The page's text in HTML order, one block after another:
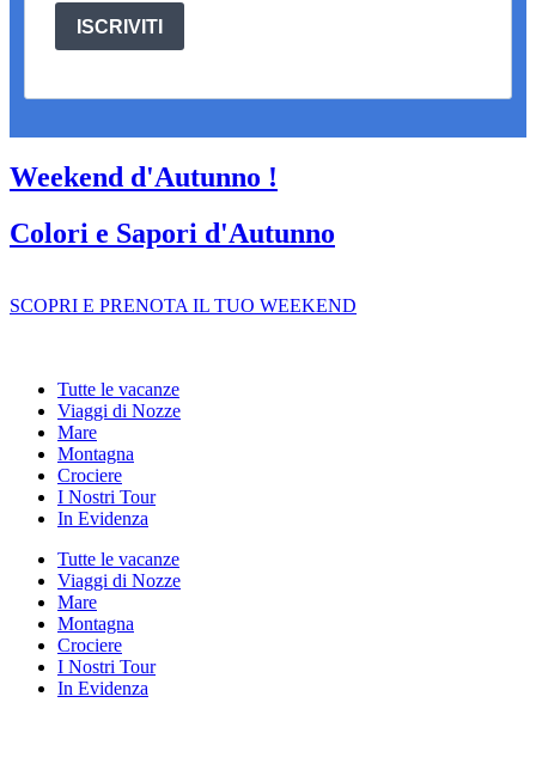
ISCRIVITI
Weekend d'Autunno !
Colori e Sapori d'Autunno
SCOPRI E PRENOTA IL TUO WEEKEND
Tutte le vacanze
Viaggi di Nozze
Mare
Montagna
Crociere
I Nostri Tour
In Evidenza
Tutte le vacanze
Viaggi di Nozze
Mare
Montagna
Crociere
I Nostri Tour
In Evidenza